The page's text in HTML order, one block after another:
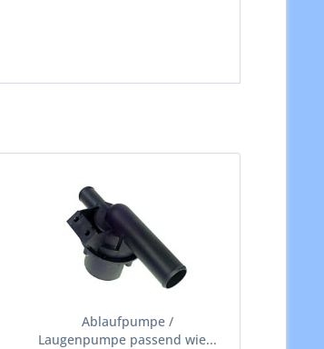
Ablaufpumpe /
Laugenpumpe passend wie...